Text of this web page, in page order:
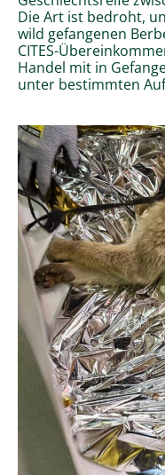
Die Art ist bedroht,
wild gefangenen
CITES-
Handel mit in
unter bestimmten